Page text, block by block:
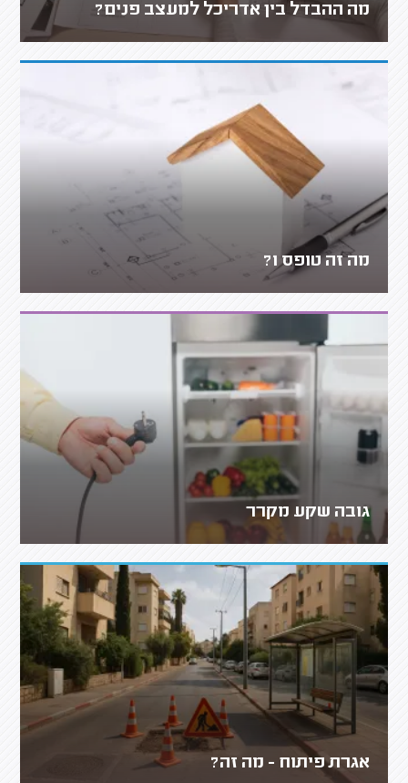
מה ההבדל בין אדריכל למעצב פנים?
מה זה טופס 1?
גובה שקע מקרר
אגרת פיתוח - מה זה?